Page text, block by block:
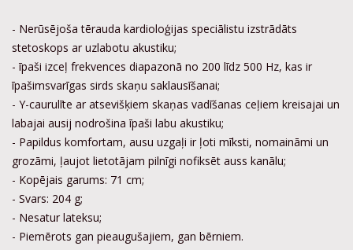
- Nerūsējoša tērauda kardioloģijas speciālistu izstrādāts
stetoskops ar uzlabotu akustiku;
- īpaši izceļ frekvences diapazonā no 200 līdz 500 Hz, kas ir
īpašimsvarīgas sirds skaņu saklausīšanai;
- Y-caurulīte ar atsevišķiem skaņas vadīšanas ceļiem kreisajai un
labajai ausij nodrošina īpaši labu akustiku;
- Papildus komfortam, ausu uzgaļi ir ļoti mīksti, nomaināmi un
grozāmi, ļaujot lietotājam pilnīgi nofiksēt auss kanālu;
- Kopējais garums: 71 cm;
- Svars: 204 g;
- Nesatur lateksu;
- Piemērots gan pieaugušajiem, gan bērniem.